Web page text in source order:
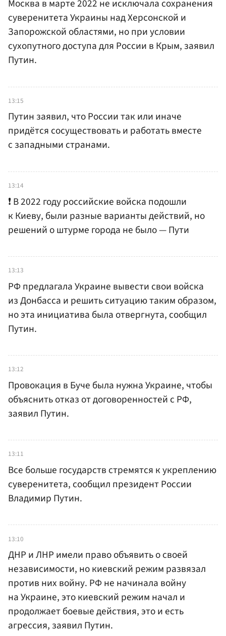
Москва в марте 2022 не исключала сохранения
суверенитета Украины над Херсонской и
Запорожской областями, но при условии
сухопутного доступа для России в Крым, заявил
Путин.
13:15
Путин заявил, что России так или иначе
придётся сосуществовать и работать вместе
с западными странами.
13:14
❗️ В 2022 году российские войска подошли
к Киеву, были разные варианты действий, но
решений о штурме города не было — Пути
13:13
РФ предлагала Украине вывести свои войска
из Донбасса и решить ситуацию таким образом,
но эта инициатива была отвергнута, сообщил
Путин.
13:12
Провокация в Буче была нужна Украине, чтобы
объяснить отказ от договоренностей с РФ,
заявил Путин.
13:11
Все больше государств стремятся к укреплению
суверенитета, сообщил президент России
Владимир Путин.
13:10
ДНР и ЛНР имели право объявить о своей
независимости, но киевский режим развязал
против них войну. РФ не начинала войну
на Украине, это киевский режим начал и
продолжает боевые действия, это и есть
агрессия, заявил Путин.